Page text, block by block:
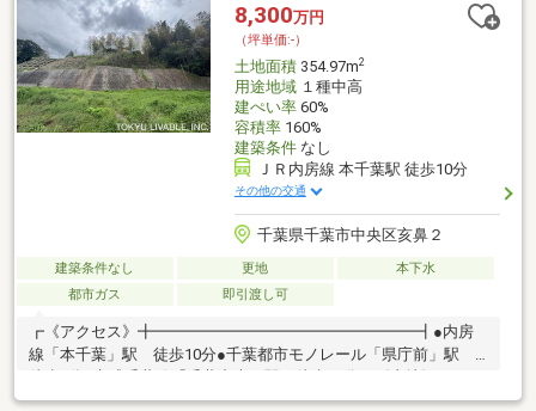
8,300万円
（坪単価:-）
土地面積354.97m2
用途地域１種中高
建ぺい率60%
容積率160%
建築条件なし
ＪＲ内房線 本千葉駅 徒歩10分
その他の交通
千葉県千葉市中央区亥鼻２
建築条件なし 更地
本下水
都市ガス
即引渡し可
┏《アクセス》╋━━━━━━━━━━━━━━━━━┫●内房
線「本千葉」駅 徒歩10分●千葉都市モノレール「県庁前」駅
╋━━━━━━━━━━━━━━━━━┫●建築条件付き売地で